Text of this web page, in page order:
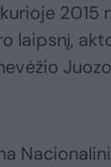
2015
laipsnį,